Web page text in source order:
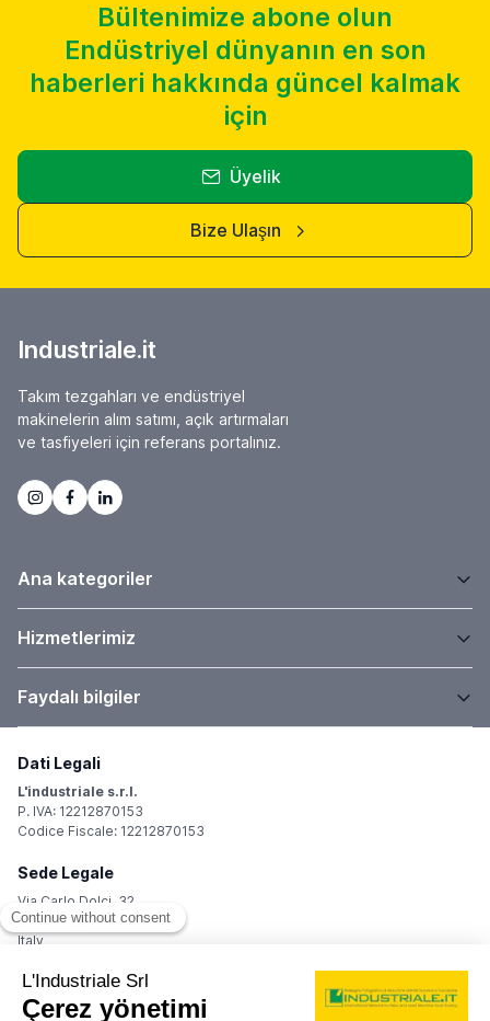
Bültenimize abone olun
Endüstriyel dünyanın en son
haberleri hakkında güncel kalmak
için
Üyelik
Bize Ulaşın
Industriale.it
Takım tezgahları ve endüstriyel
makinelerin alım satımı, açık artırmaları
ve tasfiyeleri için referans portalınız.
Ana kategoriler
Hizmetlerimiz
Faydalı bilgiler
Dati Legali
L'industriale s.r.l.
P. IVA: 12212870153
Codice Fiscale: 12212870153
Sede Legale
Via Carlo Dolci, 32
20148 Milano (MI)
Italy
Registro Imprese
Iscrizione R.I.: 12212870153